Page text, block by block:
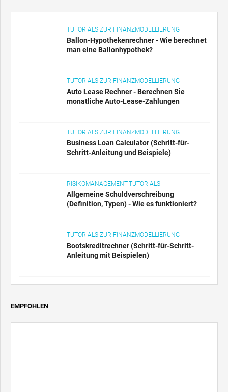
TUTORIALS ZUR FINANZMODELLIERUNG
Ballon-Hypothekenrechner - Wie berechnet
man eine Ballonhypothek?
TUTORIALS ZUR FINANZMODELLIERUNG
Auto Lease Rechner - Berechnen Sie
monatliche Auto-Lease-Zahlungen
TUTORIALS ZUR FINANZMODELLIERUNG
Business Loan Calculator (Schritt-für-
Schritt-Anleitung und Beispiele)
RISIKOMANAGEMENT-TUTORIALS
Allgemeine Schuldverschreibung
(Definition, Typen) - Wie es funktioniert?
TUTORIALS ZUR FINANZMODELLIERUNG
Bootskreditrechner (Schritt-für-Schritt-
Anleitung mit Beispielen)
EMPFOHLEN